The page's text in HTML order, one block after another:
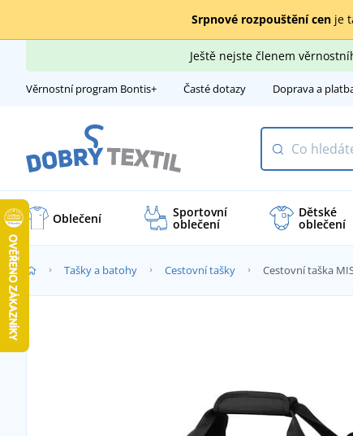
Srpnové rozpouštění cenje
Ještě nejste členem
Věrnostní program Bontis+ Časté dotazy Doprava a
Oblečení Sportovní
oblečení
Dětské
oblečení
Tašky a batohy Cestovní tašky Cestovní taška